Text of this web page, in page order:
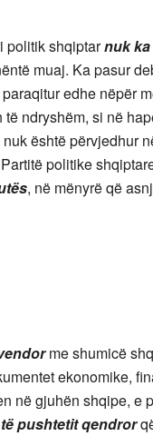
politik shqiptarnuk
muaj. Ka pasur
edhe nëpër
ndryshëm, si në
është përvjedhur
politike
, në mënyrë që
me shumicë
ekonomike,
në gjuhën shqipe, e
pushtetit qendror